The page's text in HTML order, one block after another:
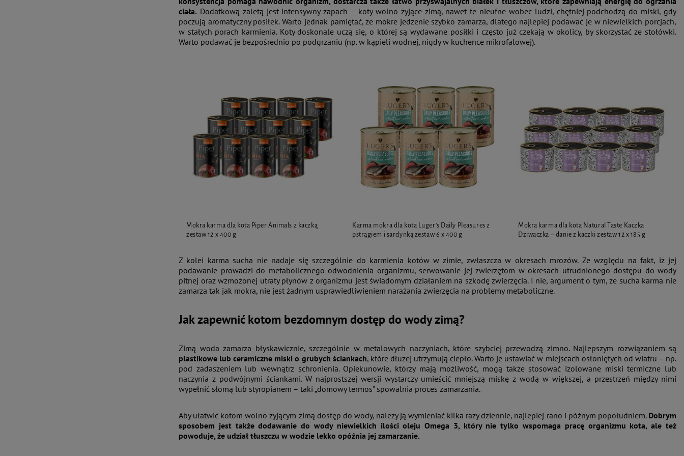
ciała. Dodatkową zaletą jest intensywny zapach – koty wolno żyjące zimą, nawet te nieufne wobec ludzi, chętniej podchodzą do miski, gdy
poczują aromatyczny posiłek. Warto jednak pamiętać, że mokre jedzenie szybko zamarza, dlatego najlepiej podawać je w niewielkich porcjach,
w stałych porach karmienia. Koty doskonale uczą się, o której są wydawane posiłki i często już czekają w okolicy, by skorzystać ze stołówki.
Warto podawać je bezpośrednio po podgrzaniu (np. w kąpieli wodnej, nigdy w kuchence mikrofalowej).
Mokra karma dla kota Piper Animals z kaczką
zestaw 12 x 400 g
Karma mokra dla kota Luger's Daily Pleasures z
pstrągiem i sardynką zestaw 6 x 400 g
Mokra karma dla kota Natural Taste Kaczka
Dziwaczka – danie z kaczki zestaw 12 x 185 g
Z kolei karma sucha nie nadaje się szczególnie do karmienia kotów w zimie, zwłaszcza w okresach mrozów. Ze względu na fakt, iż jej
podawanie prowadzi do metabolicznego odwodnienia organizmu, serwowanie jej zwierzętom w okresach utrudnionego dostępu do wody
pitnej oraz wzmożonej utraty płynów z organizmu jest świadomym działaniem na szkodę zwierzęcia. I nie, argument o tym, że sucha karma nie
zamarza tak jak mokra, nie jest żadnym usprawiedliwieniem narażania zwierzęcia na problemy metaboliczne.
Jak zapewnić kotom bezdomnym dostęp do wody zimą?
Zimą woda zamarza błyskawicznie, szczególnie w metalowych naczyniach, które szybciej przewodzą zimno. Najlepszym rozwiązaniem są
plastikowe lub ceramiczne miski o grubych ściankach, które dłużej utrzymują ciepło. Warto je ustawiać w miejscach osłoniętych od wiatru – np.
pod zadaszeniem lub wewnątrz schronienia. Opiekunowie, którzy mają możliwość, mogą także stosować izolowane miski termiczne lub
naczynia z podwójnymi ściankami. W najprostszej wersji wystarczy umieścić mniejszą miskę z wodą w większej, a przestrzeń między nimi
wypełnić słomą lub styropianem – taki „domowy termos” spowalnia proces zamarzania.
Aby ułatwić kotom wolno żyjącym zimą dostęp do wody, należy ją wymieniać kilka razy dziennie, najlepiej rano i późnym popołudniem. Dobrym
sposobem jest także dodawanie do wody niewielkich ilości oleju Omega 3, który nie tylko wspomaga pracę organizmu kota, ale też
powoduje, że udział tłuszczu w wodzie lekko opóźnia jej zamarzanie.